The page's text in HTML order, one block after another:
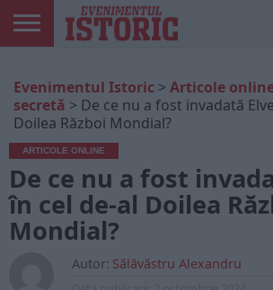
ONLINE
EDIȚII
TIPĂRITE
ISTORIC
PLAY
CONTUL
MEU
Evenimentul Istoric > Articole
secretă > De ce nu a fost invadată
Doilea Război Mondial?
ARTICOLE ONLINE
De ce nu a fost
în cel de-al Doilea
Mondial?
Autor: Sălăvăstru Alexandru